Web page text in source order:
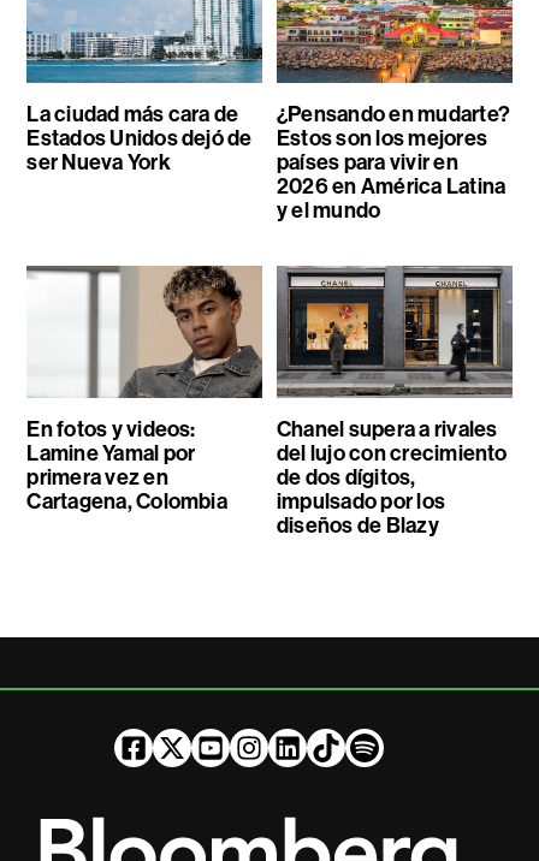
La ciudad más cara de
Estados Unidos dejó de
ser Nueva York
¿Pensando en mudarte?
Estos son los mejores
países para vivir en
2026 en América Latina
y el mundo
En fotos y videos:
Lamine Yamal por
primera vez en
Cartagena, Colombia
Chanel supera a rivales
del lujo con crecimiento
de dos dígitos,
impulsado por los
diseños de Blazy